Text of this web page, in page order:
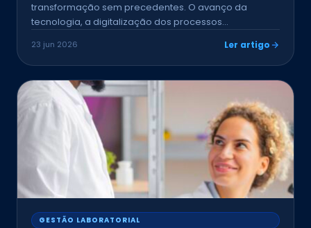
transformação sem precedentes. O avanço da
tecnologia, a digitalização dos processos…
23 jun 2026 Ler artigo
GESTÃO LABORATORIAL